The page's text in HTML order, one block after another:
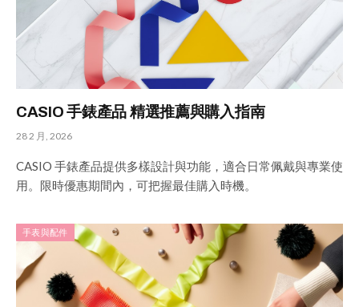
CASIO 手錶產品 精選推薦與購入指南
28 2 月, 2026
CASIO 手錶產品提供多樣設計與功能，適合日常佩戴與專業使
用。限時優惠期間內，可把握最佳購入時機。
手表與配件